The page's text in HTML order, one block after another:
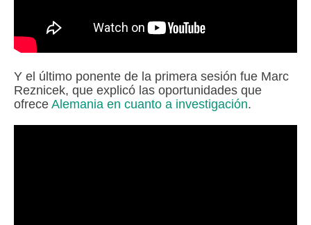
Y el último ponente de la primera sesión fue Marc
Reznicek, que explicó las oportunidades que
ofrece Alemania en cuanto a investigación.